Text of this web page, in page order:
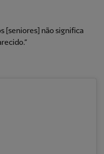
[seniores] não significa